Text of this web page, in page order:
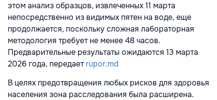
этом анализ образцов, извлеченных 11 марта
непосредственно из видимых пятен на воде, еще
продолжается, поскольку сложная лабораторная
методология требует не менее 48 часов.
Предварительные результаты ожидаются 13 марта
2026 года, передаетrupor.md
В целях предотвращения любых рисков для здоровья
населения зона расследования была расширена.